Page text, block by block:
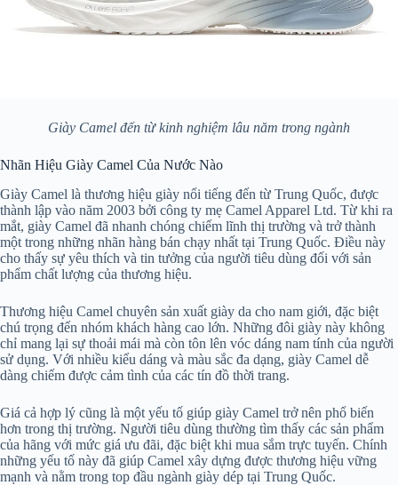
Giày Camel đến từ kinh nghiệm lâu năm trong ngành
Nhãn Hiệu Giày Camel Của Nước Nào
Giày Camel là thương hiệu giày nổi tiếng đến từ Trung Quốc, được
thành lập vào năm 2003 bởi công ty mẹ Camel Apparel Ltd. Từ khi ra
mắt, giày Camel đã nhanh chóng chiếm lĩnh thị trường và trở thành
một trong những nhãn hàng bán chạy nhất tại Trung Quốc. Điều này
cho thấy sự yêu thích và tin tưởng của người tiêu dùng đối với sản
phẩm chất lượng của thương hiệu.
Thương hiệu Camel chuyên sản xuất giày da cho nam giới, đặc biệt
chú trọng đến nhóm khách hàng cao lớn. Những đôi giày này không
chỉ mang lại sự thoải mái mà còn tôn lên vóc dáng nam tính của người
sử dụng. Với nhiều kiểu dáng và màu sắc đa dạng, giày Camel dễ
dàng chiếm được cảm tình của các tín đồ thời trang.
Giá cả hợp lý cũng là một yếu tố giúp giày Camel trở nên phổ biến
hơn trong thị trường. Người tiêu dùng thường tìm thấy các sản phẩm
của hãng với mức giá ưu đãi, đặc biệt khi mua sắm trực tuyến. Chính
những yếu tố này đã giúp Camel xây dựng được thương hiệu vững
mạnh và nằm trong top đầu ngành giày dép tại Trung Quốc.